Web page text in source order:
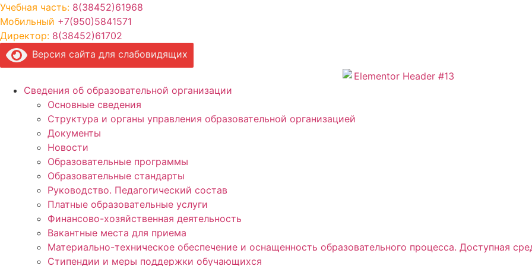
Перейти
к
содержимому
Учебная часть: 8(38452)61968
Мобильный +7(950)5841571
Директор: 8(38452)61702
Версия сайта для слабовидящих
Сведения об образовательной организации
Основные сведения
Структура и органы управления образовательной организацией
Документы
Новости
Образовательные программы
Образовательные стандарты
Руководство. Педагогический состав
Платные образовательные услуги
Финансово-хозяйственная деятельность
Вакантные места для приема
Материально-техническое обеспечение и оснащенность образовательного процесса. Доступная
Стипендии и меры поддержки обучающихся